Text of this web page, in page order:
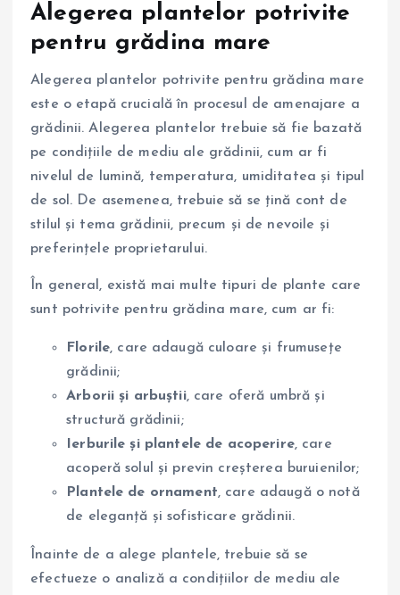
Alegerea plantelor potrivite
pentru grădina mare
Alegerea plantelor potrivite pentru grădina mare
este o etapă crucială în procesul de amenajare a
grădinii. Alegerea plantelor trebuie să fie bazată
pe condițiile de mediu ale grădinii, cum ar fi
nivelul de lumină, temperatura, umiditatea și tipul
de sol. De asemenea, trebuie să se țină cont de
stilul și tema grădinii, precum și de nevoile și
preferințele proprietarului.
În general, există mai multe tipuri de plante care
sunt potrivite pentru grădina mare, cum ar fi:
Florile, care adaugă culoare și frumusețe
grădinii;
Arborii și arbuștii, care oferă umbră și
structură grădinii;
Ierburile și plantele de acoperire, care
acoperă solul și previn creșterea buruienilor;
Plantele de ornament, care adaugă o notă
de eleganță și sofisticare grădinii.
Înainte de a alege plantele, trebuie să se
efectueze o analiză a condițiilor de mediu ale